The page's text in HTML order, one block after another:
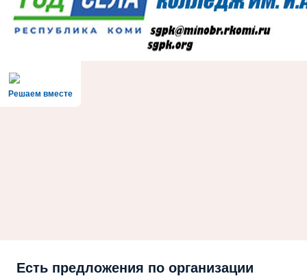
Решаем вместе
Есть предложения по организации